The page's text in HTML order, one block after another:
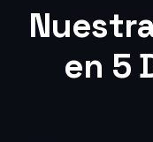
en 5